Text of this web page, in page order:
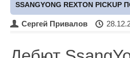
SSANGYONG REXTON
Сергей Привалов